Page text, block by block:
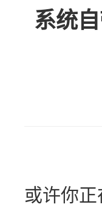
系统
或许你